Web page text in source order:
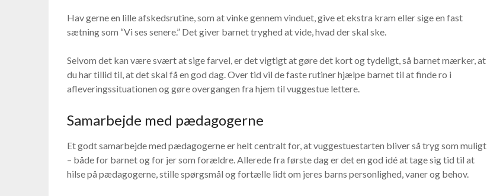
Hav gerne en lille afskedsrutine, som at vinke gennem vinduet, give et ekstra kram eller sige en fast
sætning som “Vi ses senere.” Det giver barnet tryghed at vide, hvad der skal ske.
Selvom det kan være svært at sige farvel, er det vigtigt at gøre det kort og tydeligt, så barnet mærker, at
du har tillid til, at det skal få en god dag. Over tid vil de faste rutiner hjælpe barnet til at finde ro i
afleveringssituationen og gøre overgangen fra hjem til vuggestue lettere.
Samarbejde med pædagogerne
Et godt samarbejde med pædagogerne er helt centralt for, at vuggestuestarten bliver så tryg som muligt
– både for barnet og for jer som forældre. Allerede fra første dag er det en god idé at tage sig tid til at
hilse på pædagogerne, stille spørgsmål og fortælle lidt om jeres barns personlighed, vaner og behov.